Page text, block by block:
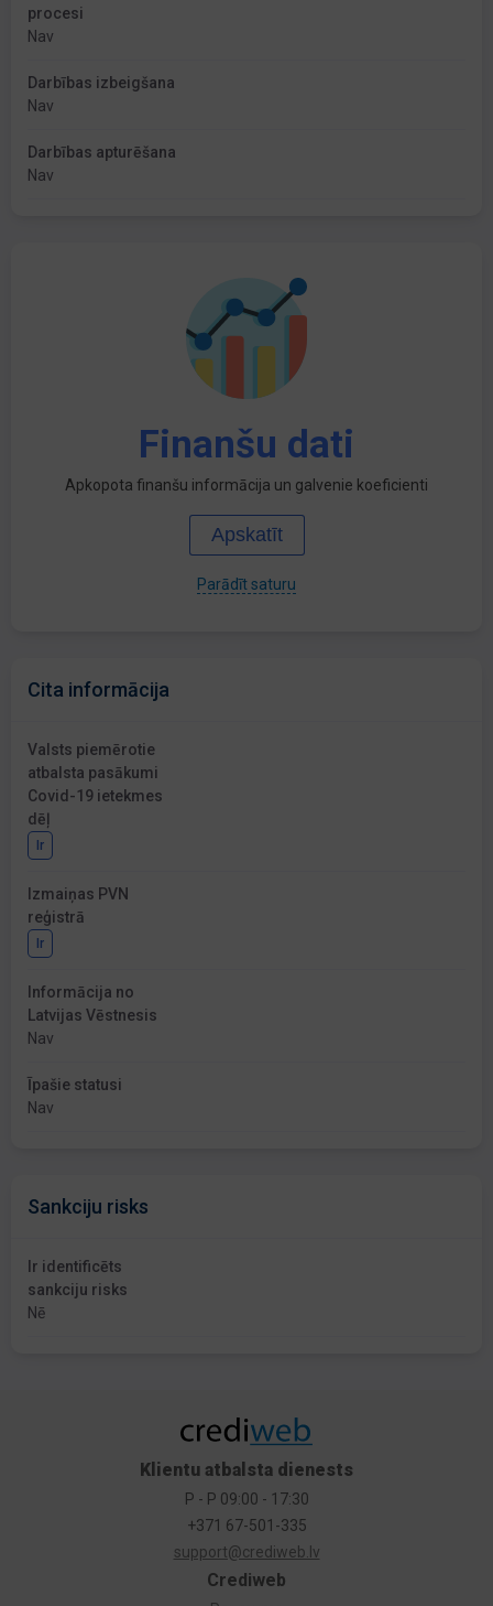
procesi
Nav
Darbības izbeigšana
Nav
Darbības apturēšana
Nav
Finanšu dati
Apkopota finanšu informācija un galvenie koeficienti
Apskatīt
Parādīt saturu
Cita informācija
Valsts piemērotie
atbalsta pasākumi
Covid-19 ietekmes
dēļ
Ir
Izmaiņas PVN
reģistrā
Ir
Informācija no
Latvijas Vēstnesis
Nav
Īpašie statusi
Nav
Sankciju risks
Ir identificēts
sankciju risks
Nē
Crediweb
Klientu atbalsta dienests
P - P 09:00 - 17:30
+371 67-501-335
support@crediweb.lv